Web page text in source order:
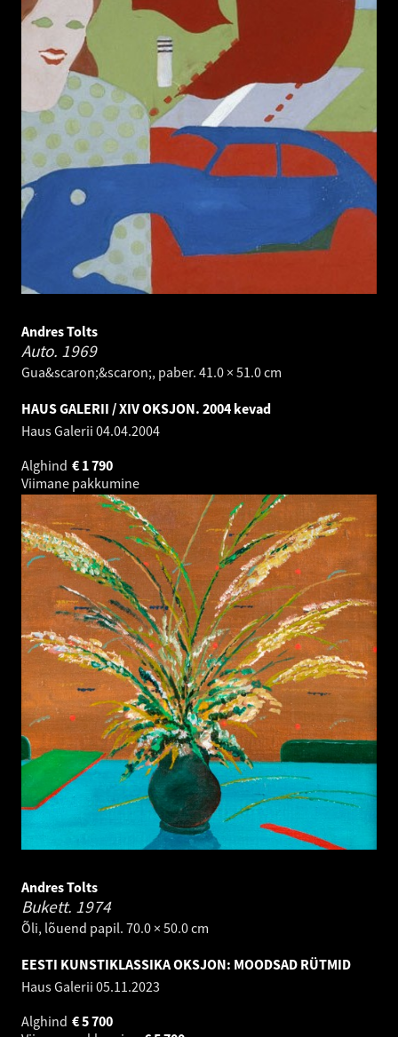
Andres Tolts
Auto. 1969
Gua&scaron;&scaron;, paber. 41.0 × 51.0 cm
HAUS GALERII / XIV OKSJON. 2004 kevad
Haus Galerii 04.04.2004
Alghind
1 790
€
Viimane pakkumine
Andres Tolts
Bukett. 1974
Õli, lõuend papil. 70.0 × 50.0 cm
EESTI KUNSTIKLASSIKA OKSJON: MOODSAD RÜTMID
Haus Galerii 05.11.2023
Alghind
5 700
€